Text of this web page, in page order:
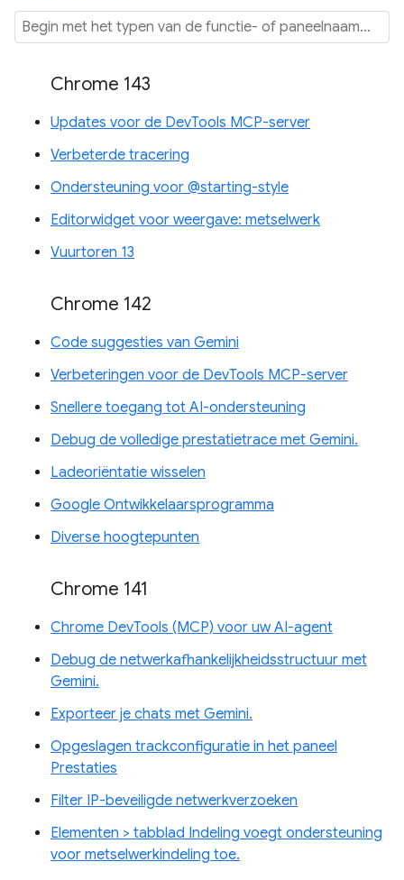
Chrome 143
Updates voor de DevTools MCP-server
Verbeterde tracering
Ondersteuning voor @starting-style
Editorwidget voor weergave: metselwerk
Vuurtoren 13
Chrome 142
Code suggesties van Gemini
Verbeteringen voor de DevTools MCP-server
Snellere toegang tot AI-ondersteuning
Debug de volledige prestatietrace met Gemini.
Ladeoriëntatie wisselen
Google Ontwikkelaarsprogramma
Diverse hoogtepunten
Chrome 141
Chrome DevTools (MCP) voor uw AI-agent
Debug de netwerkafhankelijkheidsstructuur met
Gemini.
Exporteer je chats met Gemini.
Opgeslagen trackconfiguratie in het paneel
Prestaties
Filter IP-beveiligde netwerkverzoeken
Elementen > tabblad Indeling voegt ondersteuning
voor metselwerkindeling toe.